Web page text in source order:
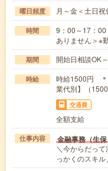
曜日頻度 月～金＜土日祝
時間
9：00～17：
ありません＞※
期間 開始日相談OK
時給
時給1500円
業代別】（
交通費
全額支給
仕事内容 金融事務（生
＼今からだっ
っかくのスキ